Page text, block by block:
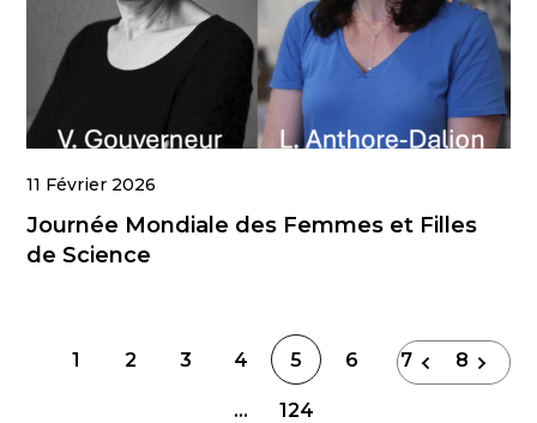
11 Février 2026
Journée Mondiale des Femmes et Filles
de Science
Navigation
1 2 3 4 5 6 7 8
… 124